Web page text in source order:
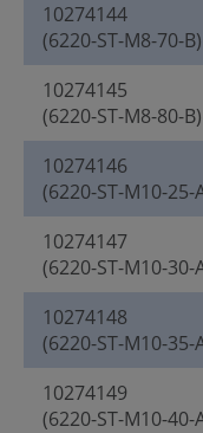
10274144
(6220-ST-M8-70-B)
10274145
(6220-ST-M8-80-B)
10274146
(6220-ST-M10-25-
10274147
(6220-ST-M10-30-
10274148
(6220-ST-M10-35-
10274149
(6220-ST-M10-40-